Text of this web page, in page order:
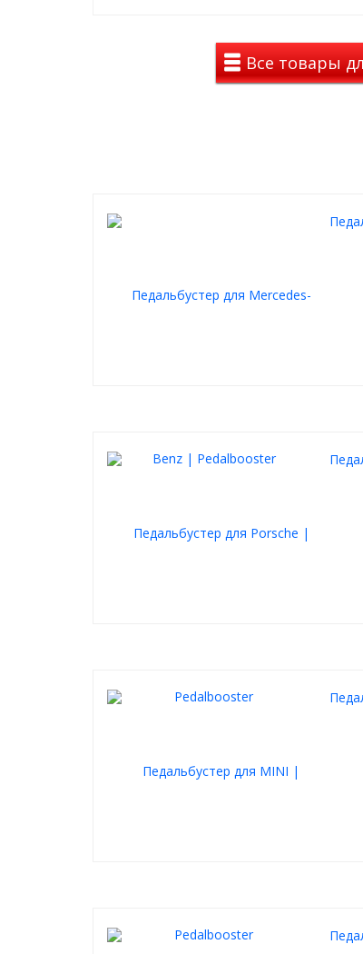
НО появилась очень неприятная ПРОБЛЕМА:
задержка ( затуп, лаг), которая
нажатие педали на ВСЕХ автомобилях
Pivot 3-drive Throttle Controller, Blitz Throttle
Дополнительные
На работу контроллеране влияет
крайне холодных так и в крайне
Станьте одним из них!
Все товары